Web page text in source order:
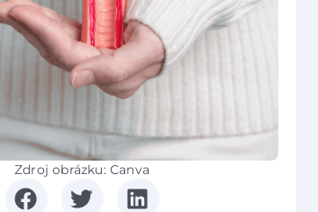
Zdroj obrázku: Canva